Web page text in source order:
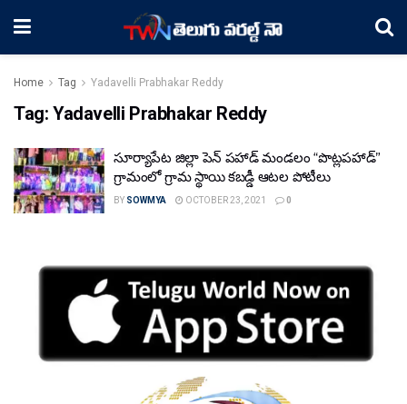
Home Tag Yadavelli Prabhakar Reddy
Tag: Yadavelli Prabhakar Reddy
సూర్యాపేట జిల్లా పెన్ పహాడ్ మండలం “పొట్లపహాడ్”
గ్రామంలో గ్రామ స్థాయి కబడ్డీ ఆటల పోటీలు
BY SOWMYA OCTOBER 23, 2021 0